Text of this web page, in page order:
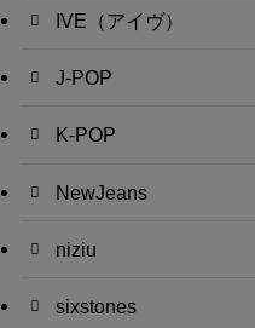
IVE（アイヴ）
J-POP
K-POP
NewJeans
niziu
sixstones